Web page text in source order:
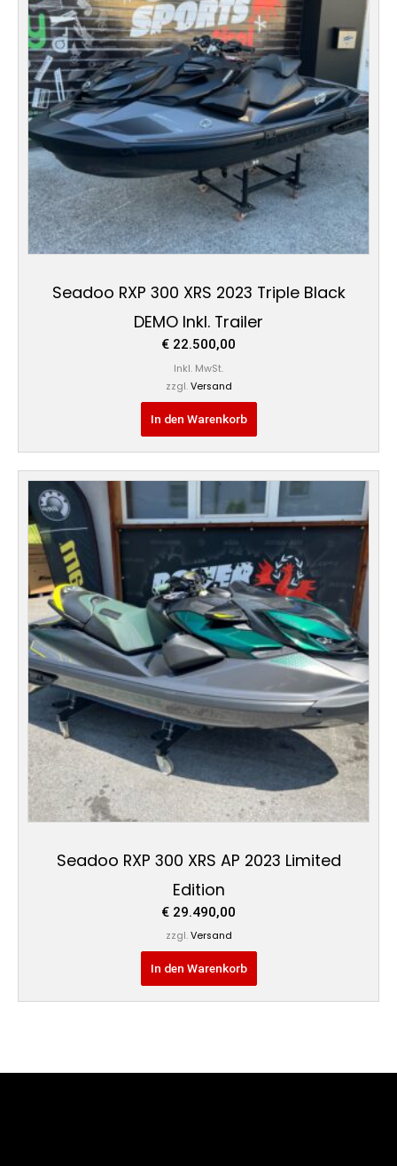
Seadoo RXP 300 XRS 2023 Triple Black
DEMO Inkl. Trailer
€ 22.500,00
Inkl. MwSt.
zzgl. Versand
In den Warenkorb
Seadoo RXP 300 XRS AP 2023 Limited
Edition
€ 29.490,00
zzgl. Versand
In den Warenkorb